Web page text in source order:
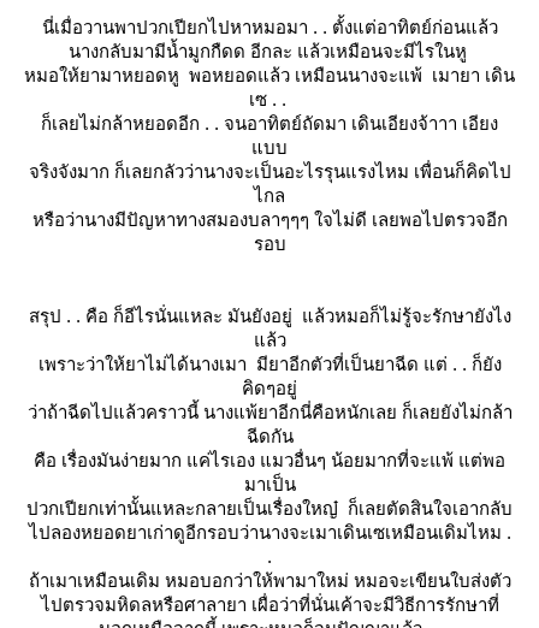
นี่เมื่อวานพาปวกเปียกไปหาหมอมา . . ตั้งแต่อาทิตย์ก่อนแล้ว
นางกลับมามีน้ำมูกกืดด อีกละ แล้วเหมือนจะมีไรในหู
หมอให้ยามาหยอดหู พอหยอดแล้ว เหมือนนางจะแพ้ เมายา เดิน
เซ . .
ก็เลยไม่กล้าหยอดอีก . . จนอาทิตย์ถัดมา เดินเอียงจ้าาา เอียง
บบ
จริงจังมาก ก็เลยกลัวว่านางจะเป็นอะไรรุนแรงไหม เพื่อนก็คิดไป
ไกล
หรือว่านางมีปัญหาทางสมองบลาๆๆๆ ใจไม่ดี เลยพอไปตรวจอีก
รอบ
สรุป . . คือ ก็อีไรนั่นแหละ มันยังอยู่ แล้วหมอก็ไม่รู้จะรักษายังไง
ล้ว
เพราะว่าให้ยาไม่ได้นางเมา มียาอีกตัวที่เป็นยาฉีด แต่ . . ก็ยัง
คิดๆอยู่
ว่าถ้าฉีดไปแล้วคราวนี้ นางแพ้ยาอีกนี่คือหนักเลย ก็เลยยังไม่กล้า
ฉีดกัน
คือ เรื่องมันง่ายมาก แค่ไรเอง แมวอื่นๆ น้อยมากที่จะแพ้ แต่พอ
มาเป็น
ปวกเปียกเท่านั้นแหละกลายเป็นเรื่องใหญ๋ ก็เลยตัดสินใจเอากลับ
ไปลองหยอดยาเก่าดูอีกรอบว่านางจะเมาเดินเซเหมือนเดิมไหม .
.
ถ้าเมาเหมือนเดิม หมอบอกว่าให้พามาใหม่ หมอจะเขียนใบส่งตัว
ไปตรวจมหิดลหรือศาลายา เผื่อว่าที่นั่นเค้าจะมีวิธีการรักษาที่